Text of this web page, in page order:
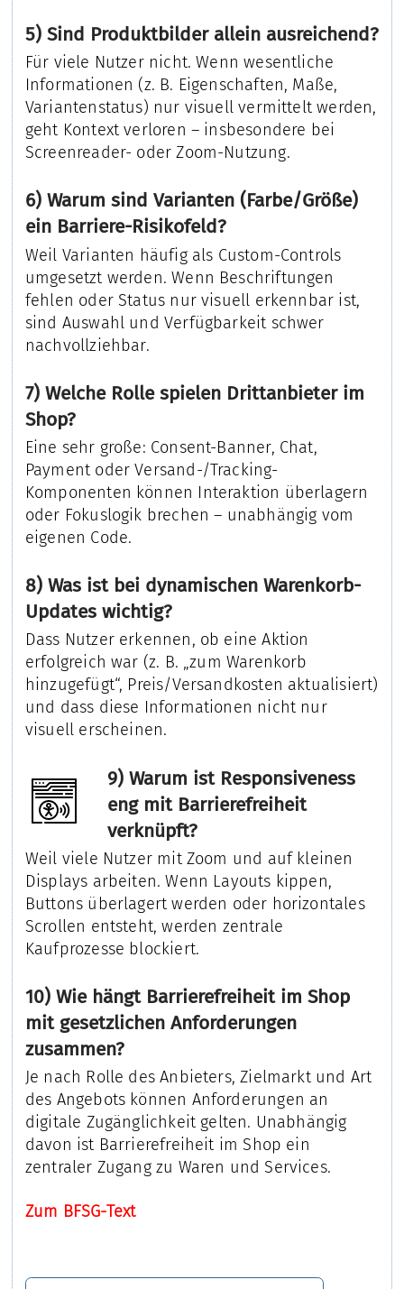
5) Sind Produktbilder allein ausreichend?
Für viele Nutzer nicht. Wenn wesentliche
Informationen (z. B. Eigenschaften, Maße,
Variantenstatus) nur visuell vermittelt werden,
geht Kontext verloren – insbesondere bei
Screenreader- oder Zoom-Nutzung.
6) Warum sind Varianten (Farbe/Größe)
ein Barriere-Risikofeld?
Weil Varianten häufig als Custom-Controls
umgesetzt werden. Wenn Beschriftungen
fehlen oder Status nur visuell erkennbar ist,
sind Auswahl und Verfügbarkeit schwer
nachvollziehbar.
7) Welche Rolle spielen Drittanbieter im
Shop?
Eine sehr große: Consent-Banner, Chat,
Payment oder Versand-/Tracking-
Komponenten können Interaktion überlagern
oder Fokuslogik brechen – unabhängig vom
eigenen Code.
8) Was ist bei dynamischen Warenkorb-
Updates wichtig?
Dass Nutzer erkennen, ob eine Aktion
erfolgreich war (z. B. „zum Warenkorb
hinzugefügt“, Preis/Versandkosten aktualisiert)
und dass diese Informationen nicht nur
visuell erscheinen.
9) Warum ist Responsiveness
eng mit Barrierefreiheit
verknüpft?
Weil viele Nutzer mit Zoom und auf kleinen
Displays arbeiten. Wenn Layouts kippen,
Buttons überlagert werden oder horizontales
Scrollen entsteht, werden zentrale
Kaufprozesse blockiert.
10) Wie hängt Barrierefreiheit im Shop
mit gesetzlichen Anforderungen
zusammen?
Je nach Rolle des Anbieters, Zielmarkt und Art
des Angebots können Anforderungen an
digitale Zugänglichkeit gelten. Unabhängig
davon ist Barrierefreiheit im Shop ein
zentraler Zugang zu Waren und Services.
Zum BFSG-Text